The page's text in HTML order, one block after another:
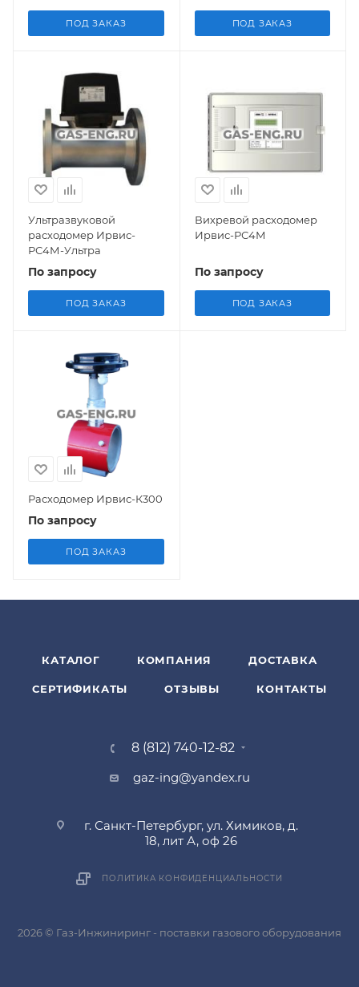
ПОД ЗАКАЗ ПОД ЗАКАЗ
Ультразвуковой
расходомер Ирвис-
РС4М-Ультра
По запросу
ПОД ЗАКАЗ
Вихревой расходомер
Ирвис-РС4М
По запросу
ПОД ЗАКАЗ
Расходомер Ирвис-К300
По запросу
ПОД ЗАКАЗ
КАТАЛОГ КОМПАНИЯ ДОСТАВКА
СЕРТИФИКАТЫ ОТЗЫВЫ КОНТАКТЫ
8 (812) 740-12-82
gaz-ing@yandex.ru
г. Санкт-Петербург, ул. Химиков, д.
18, лит А, оф 26
ПОЛИТИКА КОНФИДЕНЦИАЛЬНОСТИ
2026 © Газ-Инжиниринг - поставки газового оборудования